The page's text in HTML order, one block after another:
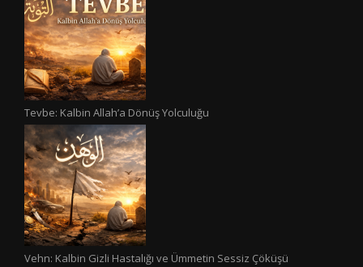
Tevbe: Kalbin Allah’a Dönüş Yolculuğu
Vehn: Kalbin Gizli Hastalığı ve Ümmetin Sessiz Çöküşü